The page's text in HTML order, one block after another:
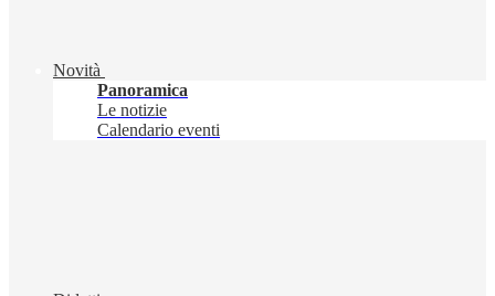
Novità
Panoramica
Le notizie
Calendario eventi